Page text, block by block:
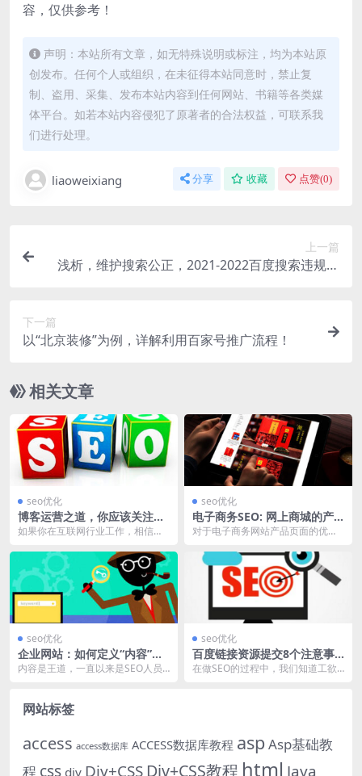
容，仅供参考！
声明：本站所有文章，如无特殊说明或标注，均为本站原
创发布。任何个人或组织，在未征得本站同意时，禁止复
制、盗用、采集、发布本站内容到任何网站、书籍等各类媒
体平台。如若本站内容侵犯了原著者的合法权益，可联系我
们进行处理。
liaoweixiang 分享 收藏 点赞(0)
上一篇
浅析，维护搜索公正，2021-2022百度搜索违规整
下一篇
以“北京装修”为例，详解利用百家号推广流程！
相关文章
seo优化
博客运营之道，你应该关注的
4个SEO细节！
如果你在互联网行业工作，相信你
而言，搜索引擎的流量...
seo优化
电子商务SEO: 网上商城的产
品页面该如何优化?
对于电子商务网站产品页面的优
友好的用户体验，同时也...
seo优化
企业网站：如何定义“内容”是
王道！
内容是王道，一直以来是SEO人员
seo优化
百度链接资源提交8个注意事
项有哪些？
在做SEO的过程中，我们知道工欲
网站标签
access access数据库 ACCESS数据库教程 asp Asp基础教
程 css div Div+CSS Div+CSS教程 html Java